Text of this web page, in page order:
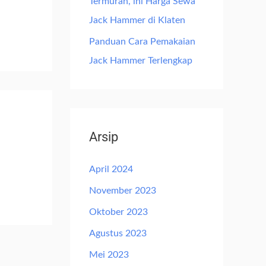
Jack Hammer di Klaten
Panduan Cara Pemakaian
Jack Hammer Terlengkap
Arsip
April 2024
November 2023
Oktober 2023
Agustus 2023
Mei 2023